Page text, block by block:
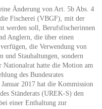
Änderung von Art. 5b Abs. 4
Fischerei (VBGF), mit der
werden soll, Berufsfischerinnen
Anglern, die über einen
die Verwendung von
und Stauhaltungen, sondern
Nationalrat hatte die Motion am
des Bundesrates
2017 hat die Kommission
Ständerats (UREK-S) den
einer Enthaltung zur